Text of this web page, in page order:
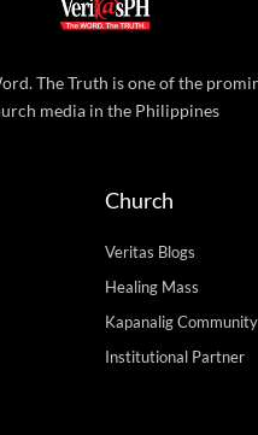
The Truth is one of the
media in the Philippines
Church
Veritas Blogs
Healing Mass
Kapanalig Community
Institutional Partner